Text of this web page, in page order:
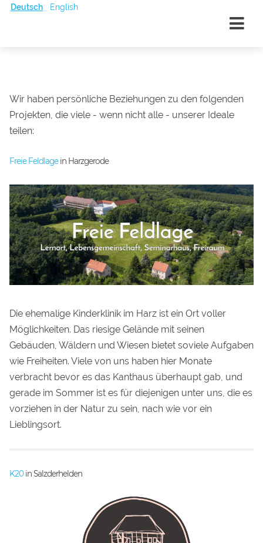
Deutsch English
Wir haben persönliche Beziehungen zu den folgenden
Projekten, die viele - wenn nicht alle - unserer Ideale
teilen:
Freie Feldlagein Harzgerode
Die ehemalige Kinderklinik im Harz ist ein Ort voller
Möglichkeiten. Das riesige Gelände mit seinen
Gebäuden, Wäldern und Wiesen bietet soviele Aufgaben
wie Freiheiten. Viele von uns haben hier Monate
verbracht bevor es das Kanthaus überhaupt gab, und
gerade im Sommer ist es für diejenigen unter uns, die es
vorziehen in der Natur zu sein, nach wie vor ein
Lieblingsort.
K20in Salzderhelden